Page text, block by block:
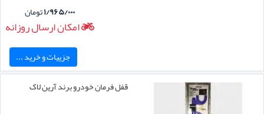
۱/۹۶۵/۰۰۰تومان
امکان ارسال روزانه
جزییات و خرید ...
قفل فرمان خودرو برند آرین لاک